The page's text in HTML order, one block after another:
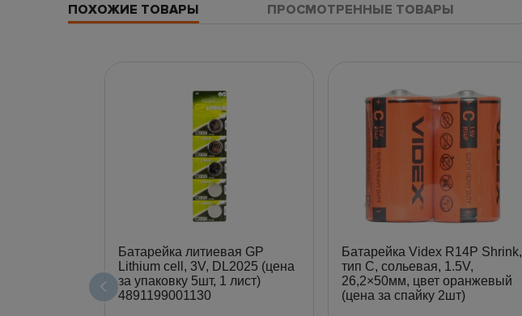
ПОХОЖИЕ ТОВАРЫ ПРОСМОТРЕННЫЕ ТОВАРЫ
Батарейка литиевая GP
Lithium cell, 3V, DL2025 (цена
за упаковку 5шт, 1 лист)
4891199001130
Батарейка Videx R14P Shrink,
тип C, сольевая, 1.5V,
26,2×50мм, цвет оранжевый
(цена за спайку 2шт)